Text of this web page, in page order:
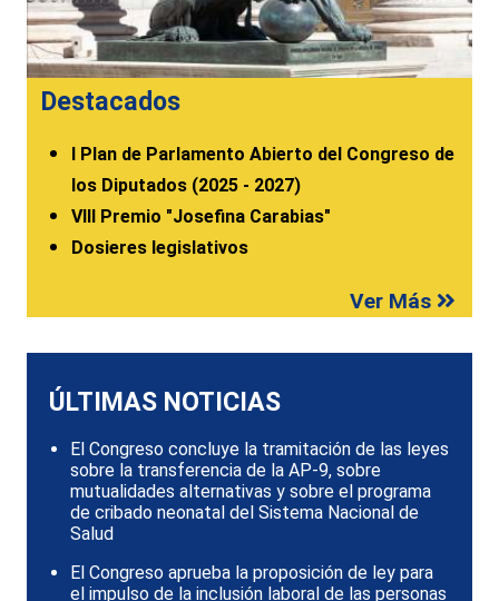
Destacados
I Plan de Parlamento Abierto del Congreso de
los Diputados (2025 - 2027)
VIII Premio "Josefina Carabias"
Dosieres legislativos
Ver Más
ÚLTIMAS NOTICIAS
El Congreso concluye la tramitación de las leyes
sobre la transferencia de la AP-9, sobre
mutualidades alternativas y sobre el programa
de cribado neonatal del Sistema Nacional de
Salud
El Congreso aprueba la proposición de ley para
el impulso de la inclusión laboral de las personas